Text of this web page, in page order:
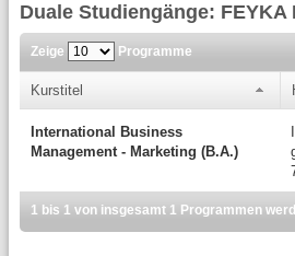
Duale Studiengänge:
Zeige Programme
Kurstitel
International Business
Management - Marketing (B.A.)
1 bis 1 von insgesamt 1 Programmen